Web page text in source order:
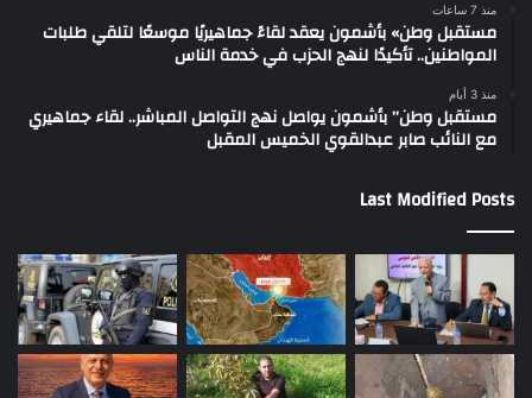
منذ 7 ساعات
مستقبل وطن» بأشمون يعقد لقاءً جماهيريًا موسعًا لتلقي طلبات
المواطنين.. تأكيدًا لنهج الحزب في خدمة الناس
منذ 3 أيام
مستقبل وطن” بأشمون يواصل نهج التواصل المباشر.. لقاء جماهيري
مع النائب صابر عبدالقوي الخميس المقبل
Last Modified Posts